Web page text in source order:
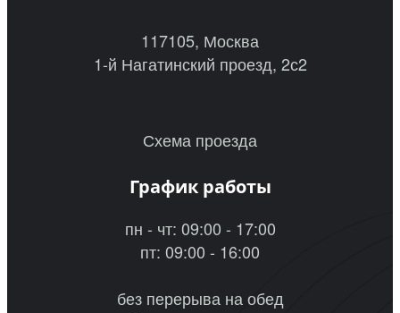
117105, Москва
1-й Нагатинский проезд, 2с2
Схема проезда
График работы
пн - чт: 09:00 - 17:00
пт: 09:00 - 16:00
без перерыва на обед